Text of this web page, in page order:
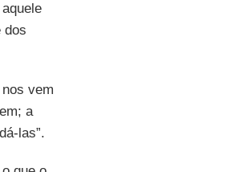
dos
vem
a
las”.